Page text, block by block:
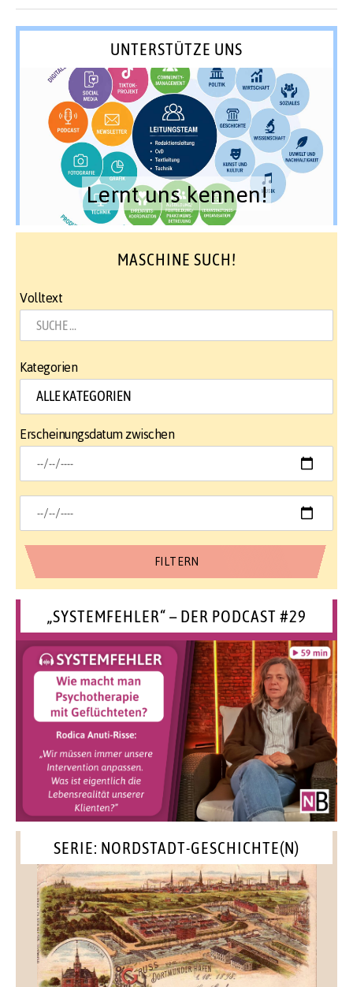
UNTERSTÜTZE UNS
Lernt uns kennen!
MASCHINE SUCH!
Volltext
Kategorien
Erscheinungsdatum zwischen
„SYSTEMFEHLER“ – DER PODCAST #29
SERIE: NORDSTADT-GESCHICHTE(N)